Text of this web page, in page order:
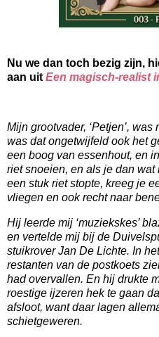
Nu we dan toch bezig zijn,
aan uit Een magisch-realist
Mijn grootvader, ‘Petjen’,
was dat ongetwijfeld ook het
een boog van essenhout, en
riet snoeien, en als je dan wat
een stuk riet stopte, kreeg je
vliegen en ook recht naar
Hij leerde mij ‘muziekskes’
en vertelde mij bij de
stuikrover Jan De Lichte. In
restanten van de postkoets
had overvallen. En hij drukte
roestige ijzeren hek te gaan
afsloot, want daar lagen
schietgeweren.